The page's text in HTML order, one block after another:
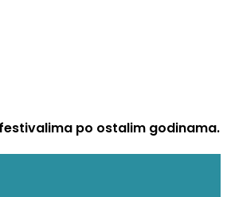
po ostalim godinama.